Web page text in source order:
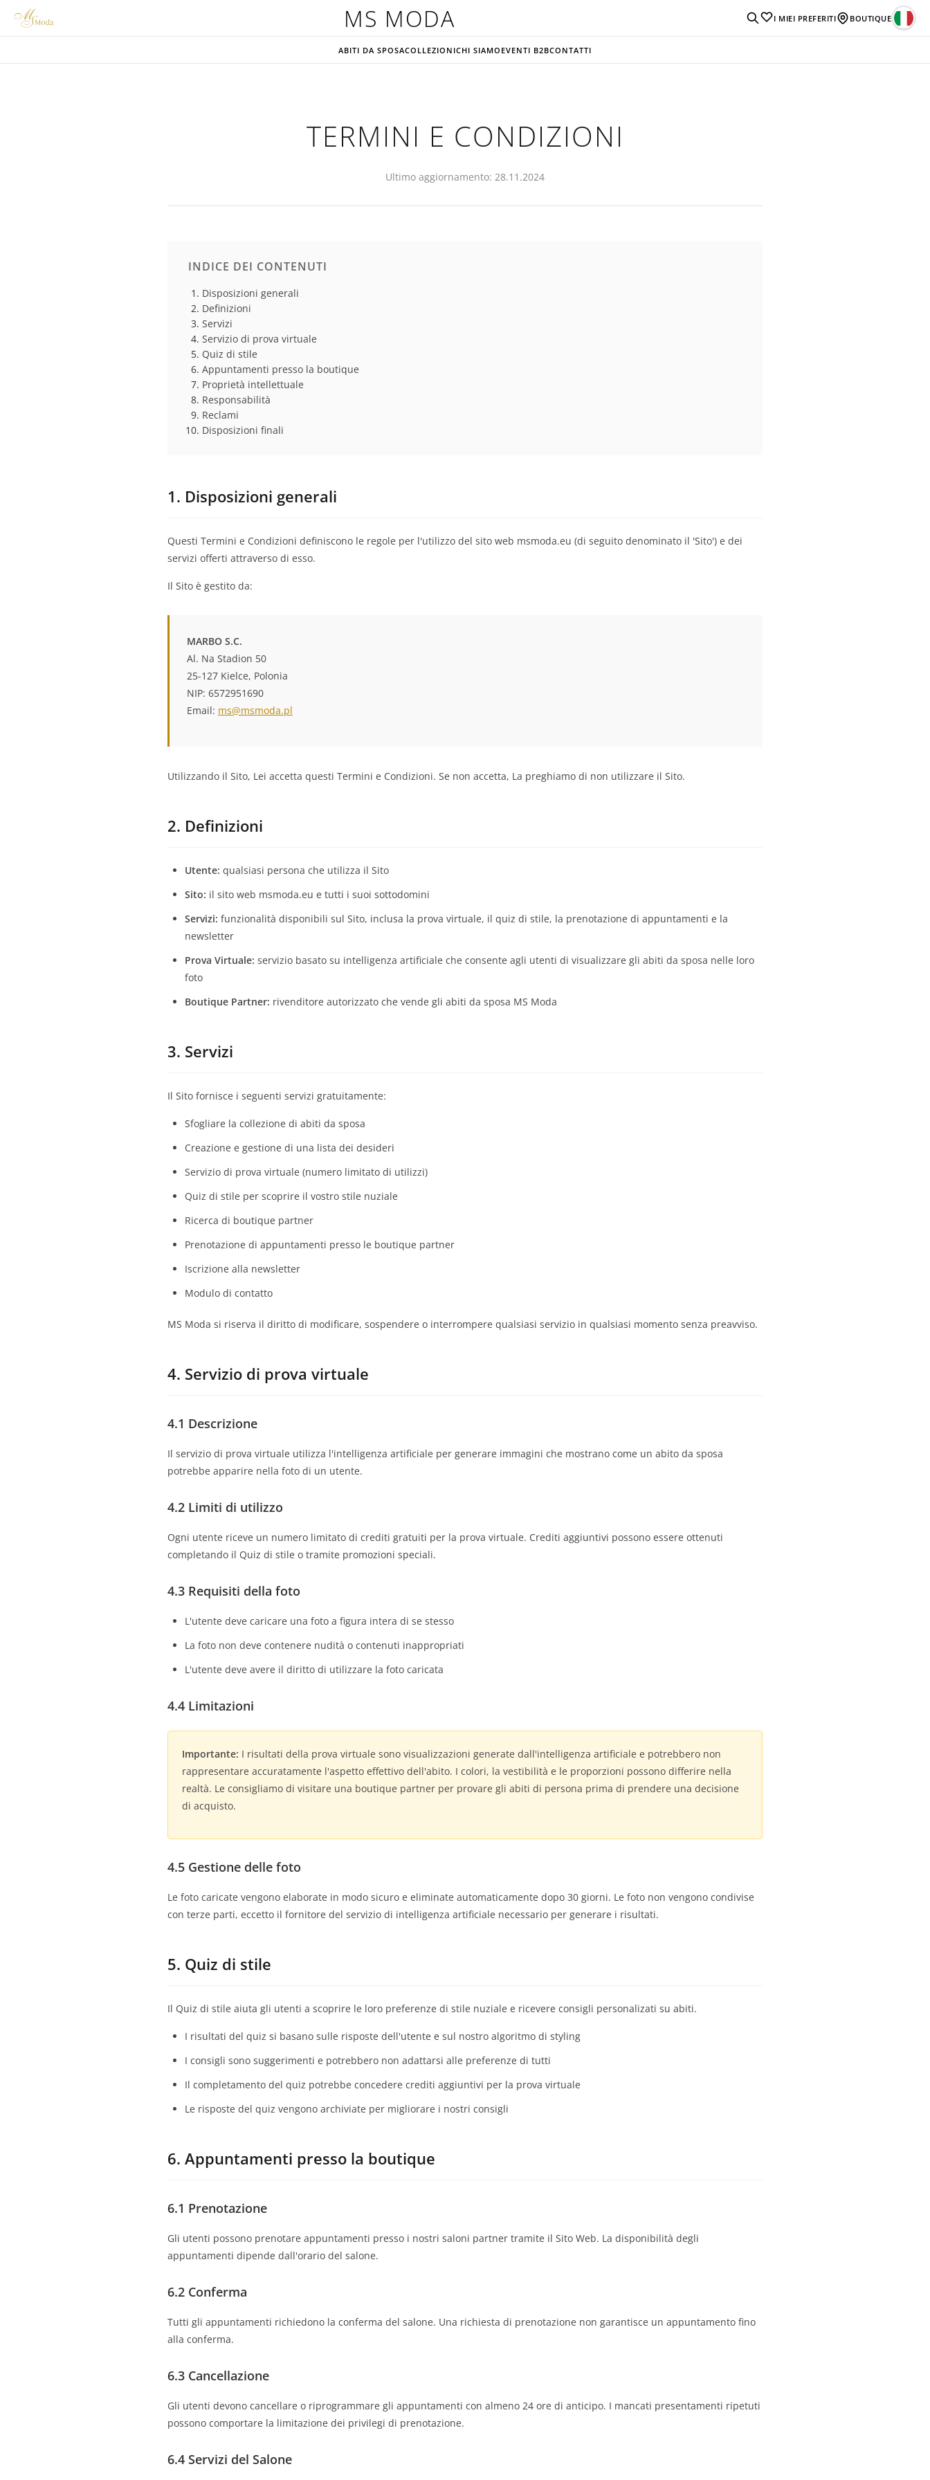
MS MODA I MIEI PREFERITI BOUTIQUE
ABITI DA SPOSACOLLEZIONICHI SIAMO EVENTI B2BCONTATTI
TERMINI E CONDIZIONI
Ultimo aggiornamento: 28.11.2024
INDICE DEI CONTENUTI
Disposizioni generali
Definizioni
Servizi
Servizio di prova virtuale
Quiz di stile
Appuntamenti presso la boutique
Proprietà intellettuale
Responsabilità
Reclami
Disposizioni finali
1. Disposizioni generali
Questi Termini e Condizioni definiscono le regole per l'utilizzo del sito web msmoda.eu (di seguito denominato il 'Sito') e dei
servizi offerti attraverso di esso.
Il Sito è gestito da:
MARBO S.C.
Al. Na Stadion 50
25-127 Kielce, Polonia
NIP: 6572951690
Email: ms@msmoda.pl
Utilizzando il Sito, Lei accetta questi Termini e Condizioni. Se non accetta, La preghiamo di non utilizzare il Sito.
2. Definizioni
Utente: qualsiasi persona che utilizza il Sito
Sito: il sito web msmoda.eu e tutti i suoi sottodomini
Servizi: funzionalità disponibili sul Sito, inclusa la prova virtuale, il quiz di stile, la prenotazione di appuntamenti e la
newsletter
Prova Virtuale: servizio basato su intelligenza artificiale che consente agli utenti di visualizzare gli abiti da sposa nelle loro
foto
Boutique Partner: rivenditore autorizzato che vende gli abiti da sposa MS Moda
3. Servizi
Il Sito fornisce i seguenti servizi gratuitamente:
Sfogliare la collezione di abiti da sposa
Creazione e gestione di una lista dei desideri
Servizio di prova virtuale (numero limitato di utilizzi)
Quiz di stile per scoprire il vostro stile nuziale
Ricerca di boutique partner
Prenotazione di appuntamenti presso le boutique partner
Iscrizione alla newsletter
Modulo di contatto
MS Moda si riserva il diritto di modificare, sospendere o interrompere qualsiasi servizio in qualsiasi momento senza preavviso.
4. Servizio di prova virtuale
4.1 Descrizione
Il servizio di prova virtuale utilizza l'intelligenza artificiale per generare immagini che mostrano come un abito da sposa
potrebbe apparire nella foto di un utente.
4.2 Limiti di utilizzo
Ogni utente riceve un numero limitato di crediti gratuiti per la prova virtuale. Crediti aggiuntivi possono essere ottenuti
completando il Quiz di stile o tramite promozioni speciali.
4.3 Requisiti della foto
L'utente deve caricare una foto a figura intera di se stesso
La foto non deve contenere nudità o contenuti inappropriati
L'utente deve avere il diritto di utilizzare la foto caricata
4.4 Limitazioni
Importante: I risultati della prova virtuale sono visualizzazioni generate dall'intelligenza artificiale e potrebbero non
rappresentare accuratamente l'aspetto effettivo dell'abito. I colori, la vestibilità e le proporzioni possono differire nella
realtà. Le consigliamo di visitare una boutique partner per provare gli abiti di persona prima di prendere una decisione
di acquisto.
4.5 Gestione delle foto
Le foto caricate vengono elaborate in modo sicuro e eliminate automaticamente dopo 30 giorni. Le foto non vengono condivise
con terze parti, eccetto il fornitore del servizio di intelligenza artificiale necessario per generare i risultati.
5. Quiz di stile
Il Quiz di stile aiuta gli utenti a scoprire le loro preferenze di stile nuziale e ricevere consigli personalizati su abiti.
I risultati del quiz si basano sulle risposte dell'utente e sul nostro algoritmo di styling
I consigli sono suggerimenti e potrebbero non adattarsi alle preferenze di tutti
Il completamento del quiz potrebbe concedere crediti aggiuntivi per la prova virtuale
Le risposte del quiz vengono archiviate per migliorare i nostri consigli
6. Appuntamenti presso la boutique
6.1 Prenotazione
Gli utenti possono prenotare appuntamenti presso i nostri saloni partner tramite il Sito Web. La disponibilità degli
appuntamenti dipende dall'orario del salone.
6.2 Conferma
Tutti gli appuntamenti richiedono la conferma del salone. Una richiesta di prenotazione non garantisce un appuntamento fino
alla conferma.
6.3 Cancellazione
Gli utenti devono cancellare o riprogrammare gli appuntamenti con almeno 24 ore di anticipo. I mancati presentamenti ripetuti
possono comportare la limitazione dei privilegi di prenotazione.
6.4 Servizi del Salone